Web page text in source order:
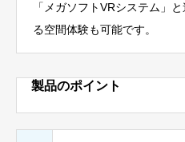
「メガソフトVRシステム」
る空間体験も可能です。
製品のポイント